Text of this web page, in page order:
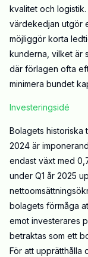
kvalitet och
värdekedjan utgör
möjliggör korta
kunderna, vilket är
där förlagen ofta
minimera bundet
Investeringsidé
Bolagets historiska
2024 är
endast växt med
under Q1 år 2025
bolagets förmåga
emot investerares
betraktas som ett
För att upprätthålla